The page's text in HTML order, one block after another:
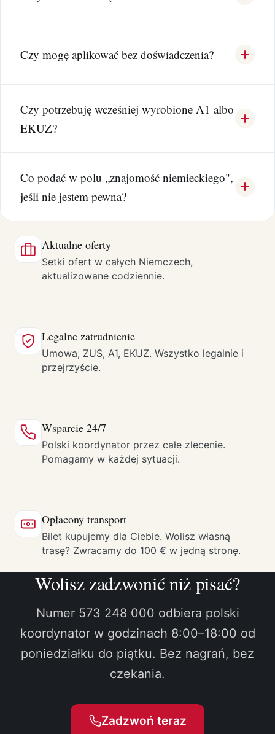
Czy mogę aplikować bez doświadczenia?
Czy potrzebuję wcześniej wyrobione A1 albo
EKUZ?
Co podać w polu „znajomość niemieckiego",
jeśli nie jestem pewna?
Aktualne oferty
Setki ofert w całych Niemczech,
aktualizowane codziennie.
Legalne zatrudnienie
Umowa, ZUS, A1, EKUZ. Wszystko legalnie i
przejrzyście.
Wsparcie 24/7
Polski koordynator przez całe zlecenie.
Pomagamy w każdej sytuacji.
Opłacony transport
Bilet kupujemy dla Ciebie. Wolisz własną
trasę? Zwracamy do 100 € w jedną stronę.
Wolisz zadzwonić niż pisać?
Numer 573 248 000 odbiera polski
koordynator w godzinach 8:00–18:00 od
poniedziałku do piątku. Bez nagrań, bez
czekania.
Zadzwoń teraz